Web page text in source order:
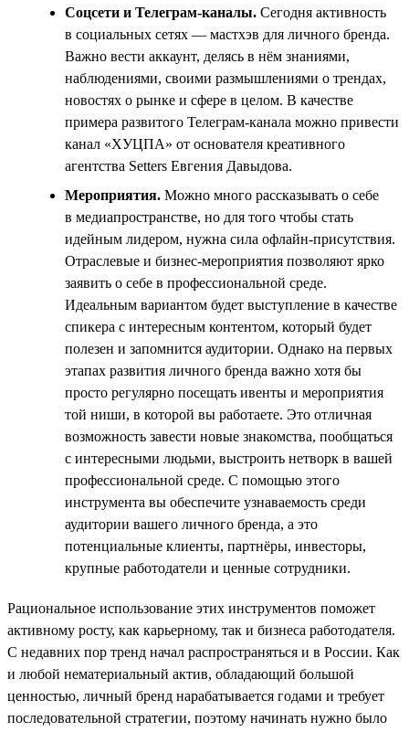
Соцсети и Телеграм-каналы. Сегодня активность
в социальных сетях — мастхэв для личного бренда.
Важно вести аккаунт, делясь в нём знаниями,
наблюдениями, своими размышлениями о трендах,
новостях о рынке и сфере в целом. В качестве
примера развитого Телеграм-канала можно привести
канал «ХУЦПА» от основателя креативного
агентства Setters Евгения Давыдова.
Мероприятия. Можно много рассказывать о себе
в медиапространстве, но для того чтобы стать
идейным лидером, нужна сила офлайн-присутствия.
Отраслевые и бизнес-мероприятия позволяют ярко
заявить о себе в профессиональной среде.
Идеальным вариантом будет выступление в качестве
спикера с интересным контентом, который будет
полезен и запомнится аудитории. Однако на первых
этапах развития личного бренда важно хотя бы
просто регулярно посещать ивенты и мероприятия
той ниши, в которой вы работаете. Это отличная
возможность завести новые знакомства, пообщаться
с интересными людьми, выстроить нетворк в вашей
профессиональной среде. С помощью этого
инструмента вы обеспечите узнаваемость среди
аудитории вашего личного бренда, а это
потенциальные клиенты, партнёры, инвесторы,
крупные работодатели и ценные сотрудники.
Рациональное использование этих инструментов поможет
активному росту, как карьерному, так и бизнеса работодателя.
С недавних пор тренд начал распространяться и в России. Как
и любой нематериальный актив, обладающий большой
ценностью, личный бренд нарабатывается годами и требует
последовательной стратегии, поэтому начинать нужно было